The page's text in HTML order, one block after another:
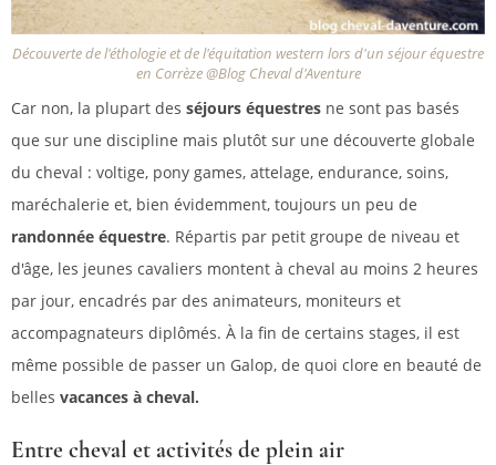
Découverte de l'éthologie et de l'équitation western lors d'un séjour équestre
en Corrèze @Blog Cheval d'Aventure
Car non, la plupart des séjours équestres ne sont pas basés
que sur une discipline mais plutôt sur une découverte globale
du cheval : voltige, pony games, attelage, endurance, soins,
maréchalerie et, bien évidemment, toujours un peu de
randonnée équestre. Répartis par petit groupe de niveau et
d'âge, les jeunes cavaliers montent à cheval au moins 2 heures
par jour, encadrés par des animateurs, moniteurs et
accompagnateurs diplômés. À la fin de certains stages, il est
même possible de passer un Galop, de quoi clore en beauté de
belles vacances à cheval.
Entre cheval et activités de plein air